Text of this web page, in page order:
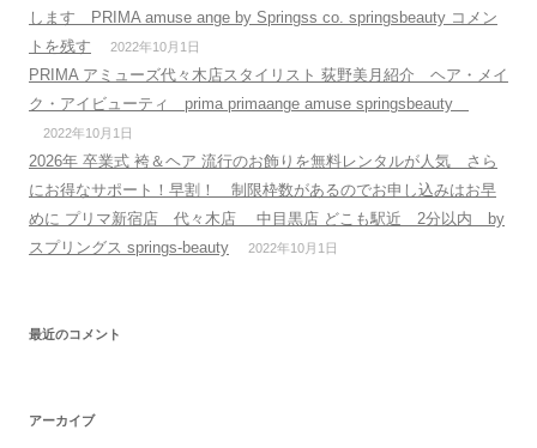
します PRIMA amuse ange by Springss co. springsbeauty コメン
トを残す
2022年10月1日
PRIMA アミューズ代々木店スタイリスト 荻野美月紹介 ヘア・メイ
ク・アイビューティ prima primaange amuse springsbeauty
2022年10月1日
2026年 卒業式 袴＆ヘア 流行のお飾りを無料レンタルが人気 さら
にお得なサポート！早割！ 制限枠数があるのでお申し込みはお早
めに プリマ新宿店 代々木店 中目黒店 どこも駅近 2分以内 by
スプリングス springs-beauty
2022年10月1日
最近のコメント
アーカイブ